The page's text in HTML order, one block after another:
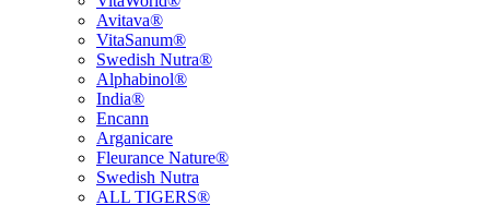
Avitava®
VitaSanum®
Swedish Nutra®
Alphabinol®
India®
Encann
Arganicare
Fleurance Nature®
Swedish Nutra
ALL TIGERS®